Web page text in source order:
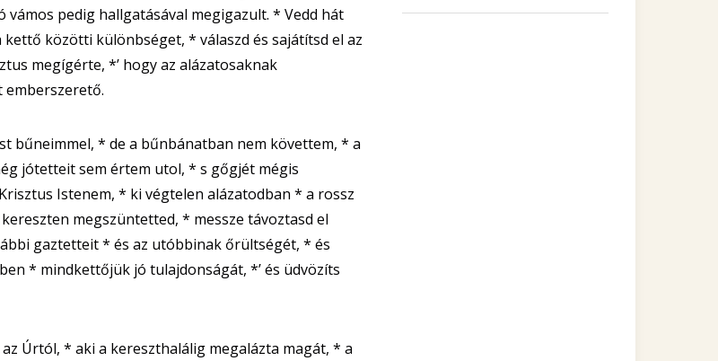
vámos pedig hallgatásával megigazult. * Vedd hát
kettő közötti különbséget, * válaszd és sajátítsd el az
megígérte, *’ hogy az alázatosaknak
emberszerető.
bűneimmel, * de a bűnbánatban nem követtem, * a
jótetteit sem értem utol, * s gőgjét mégis
Istenem, * ki végtelen alázatodban * a rossz
megszüntetted, * messze távoztasd el
gaztetteit * és az utóbbinak őrültségét, * és
* mindkettőjük jó tulajdonságát, *’ és üdvözíts
Úrtól, * aki a kereszthalálig megalázta magát, * a